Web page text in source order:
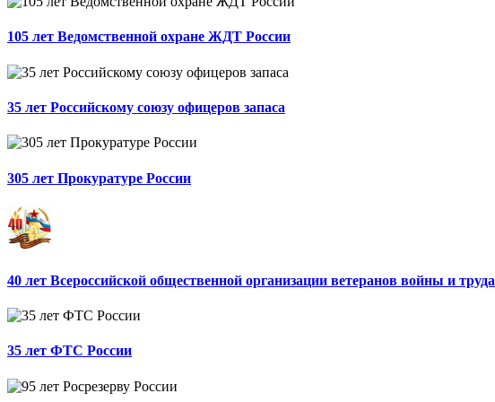
105 лет Ведомственной охране ЖДТ России
35 лет Российскому союзу офицеров запаса
305 лет Прокуратуре России
40 лет Всероссийской общественной организации ветеранов войны и труда
35 лет ФТС России